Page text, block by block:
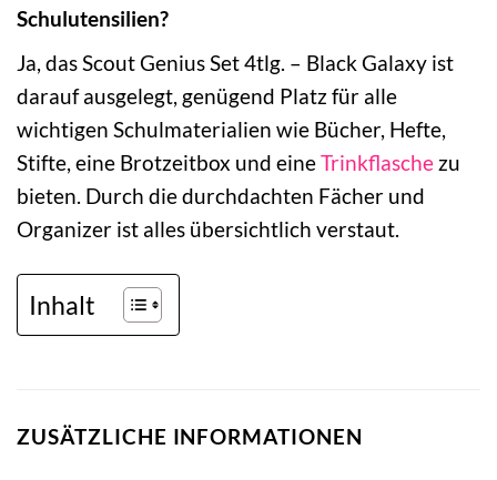
Schulutensilien?
Ja, das Scout Genius Set 4tlg. – Black Galaxy ist
darauf ausgelegt, genügend Platz für alle
wichtigen Schulmaterialien wie Bücher, Hefte,
Stifte, eine Brotzeitbox und eineTrinkflasche zu
bieten. Durch die durchdachten Fächer und
Organizer ist alles übersichtlich verstaut.
Inhalt
ZUSÄTZLICHE INFORMATIONEN